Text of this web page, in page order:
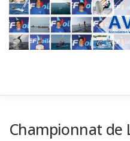
Aller
contenu
Championnat de